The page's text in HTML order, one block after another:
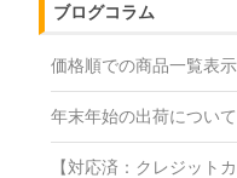
ブログコラム
価格順での商品一覧表
年末年始の出荷につい
【対応済：クレジット